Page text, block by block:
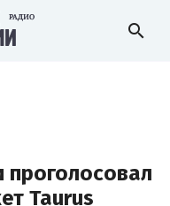
search
проголосовал
Taurus